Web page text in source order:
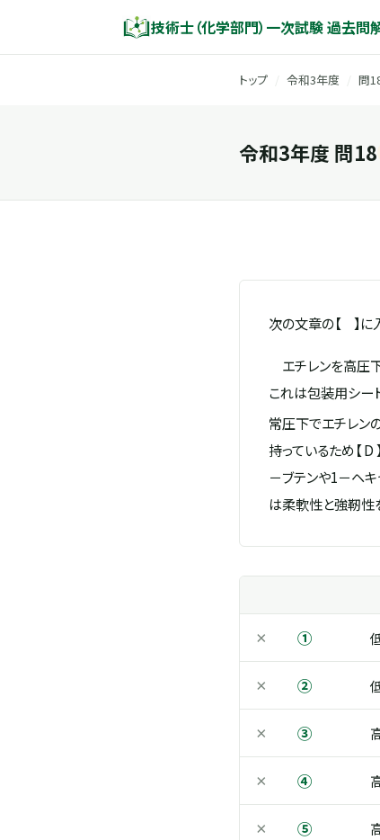
技術士（化学部門）一次試験 過去問
トップ 令和3年度 問
令和3年度 問18
次の文章の【 】に
エチレンを高圧
これは包装用シー
常圧下でエチレン
持っているため【
－ブテンや1－ヘキ
は柔軟性と強靭性
× ①
× ②
× ③
× ④
× ⑤